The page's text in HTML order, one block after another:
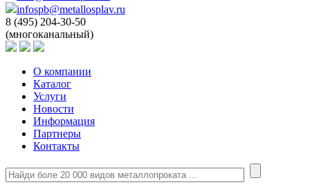
infospb@metallosplav.ru
8 (495) 204-30-50
(многоканальный)
О компании
Каталог
Услуги
Новости
Информация
Партнеры
Контакты